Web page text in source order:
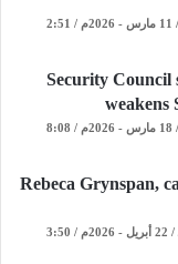
الأربعاء - 22 رمضان - 1447هـ / 11 مارس - 2026م / 2:51
Security Council
weakens
الأربعاء - 29 رمضان - 1447هـ / 18 مارس - 2026م / 8:08
Rebeca Grynspan,
الأربعاء - 5 ذو القعدة - 1447هـ / 22 أبريل - 2026م / 3:50